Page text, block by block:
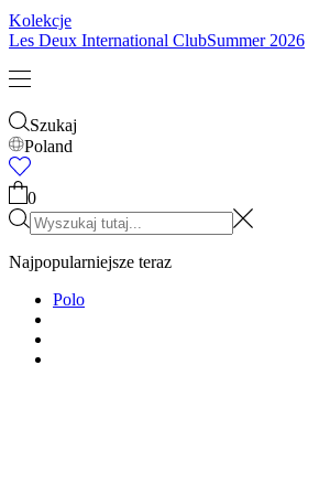
Les Deux International Club
Poland